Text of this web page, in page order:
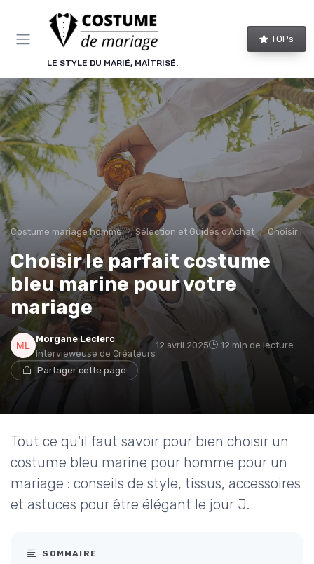
LE STYLE DU MARIÉ, MAÎTRISÉ.
TOPs
Costume mariage homme Sélection et Guides d'Achat Choisir le
Choisir le parfait costume
bleu marine pour votre
mariage
Morgane Leclerc
Intervieweuse de Créateurs
12 avril 2025 12 min de lecture
Partager cette page
Tout ce qu'il faut savoir pour bien choisir un
costume bleu marine pour homme pour un
mariage : conseils de style, tissus, accessoires
et astuces pour être élégant le jour J.
SOMMAIRE